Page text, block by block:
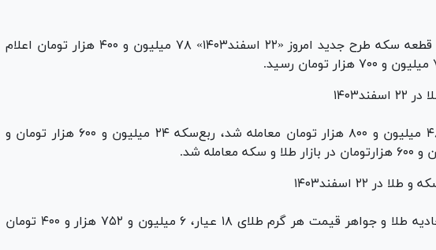
قیمت هر قطعه سکه طرح جدید امروز «۲۲ اسفند۱۴۰۳» ۷۸ میلیون و ۴۰۰ هزار تومان اعلام
هر قطعه نیم‌سکه با رقم ۴۸ میلیون و ۸۰۰ هزار تومان معامله شد، ربع‌سکه ۲۴ میلیون و ۶۰۰ هزار تومان و
همچنین براساس اعلام اتحادیه طلا و جواهر قیمت هر گرم طلای ۱۸ عیار، ۶ میلیون و ۷۵۲ هزار و ۴۰۰ تومان